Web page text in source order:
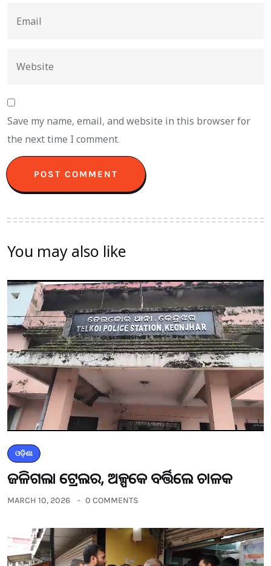
Save my name, email, and website in this browser for
the next time I comment.
You may also like
ଓଡ଼ିଶା
ଜଳିଗଲା ଟ୍ରେଲର, ଅଳ୍ପକେ ବର୍ତ୍ତିଲେ ଚାଳକ
MARCH 10, 2026 0 COMMENTS